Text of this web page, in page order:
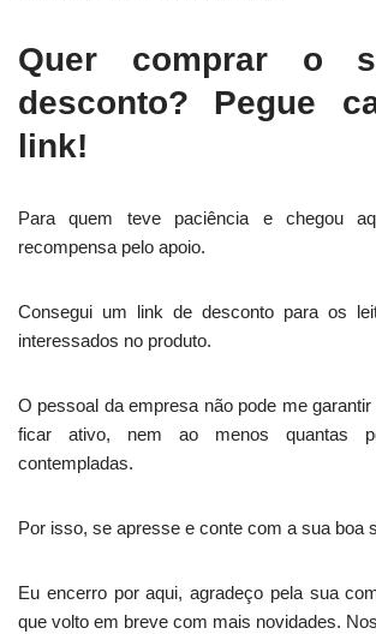
Quer comprar o
desconto? Pegue
link!
Para quem teve paciência e chegou
recompensa pelo apoio.
Consegui um link de desconto para os
interessados no produto.
O pessoal da empresa não pode me
ficar ativo, nem ao menos quantas
contempladas.
Por isso, se apresse e conte com a sua boa
Eu encerro por aqui, agradeço pela sua
que volto em breve com mais novidades.